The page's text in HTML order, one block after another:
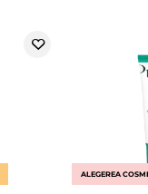
ALEGEREA